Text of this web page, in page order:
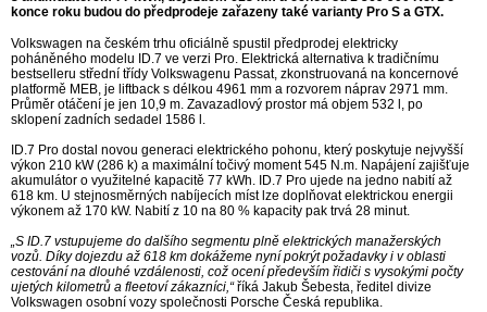
konce roku budou do předprodeje zařazeny také varianty Pro S a GTX.
Volkswagen na českém trhu oficiálně spustil předprodej elektricky
poháněného modelu ID.7 ve verzi Pro. Elektrická alternativa k tradičnímu
bestselleru střední třídy Volkswagenu Passat, zkonstruovaná na koncernové
platformě MEB, je liftback s délkou 4961 mm a rozvorem náprav 2971 mm.
Průměr otáčení je jen 10,9 m. Zavazadlový prostor má objem 532 l, po
sklopení zadních sedadel 1586 l.
ID.7 Pro dostal novou generaci elektrického pohonu, který poskytuje nejvyšší
výkon 210 kW (286 k) a maximální točivý moment 545 N.m. Napájení zajišťuje
akumulátor o využitelné kapacitě 77 kWh. ID.7 Pro ujede na jedno nabití až
618 km. U stejnosměrných nabíjecích míst lze doplňovat elektrickou energii
výkonem až 170 kW. Nabití z 10 na 80 % kapacity pak trvá 28 minut.
„S ID.7 vstupujeme do dalšího segmentu plně elektrických manažerských
vozů. Díky dojezdu až 618 km dokážeme nyní pokrýt požadavky i v oblasti
cestování na dlouhé vzdálenosti, což ocení především řidiči s vysokými počty
ujetých kilometrů a fleetoví zákazníci,“říká Jakub Šebesta, ředitel divize
Volkswagen osobní vozy společnosti Porsche Česká republika.